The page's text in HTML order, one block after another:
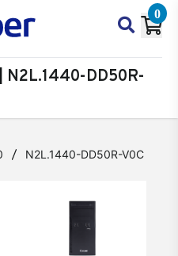
0
N2L.1440-DD50R-
N2L.1440-DD50R-V0C